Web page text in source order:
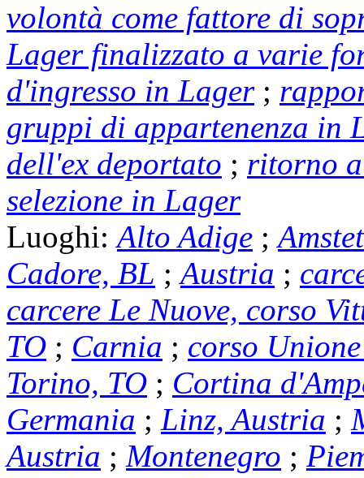
volontà come fattore di
Lager finalizzato a varie
d'ingresso in Lager;
gruppi di appartenenza in
dell'ex deportato ; ritorno
selezione in Lager
Luoghi: Alto Adige ;
Cadore, BL ; Austria ;
carcere Le Nuove, corso
TO ; Carnia ; corso
Torino, TO ; Cortina
Germania ; Linz, Austria ;
Austria ; Montenegro ;